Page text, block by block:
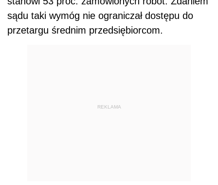
sądu taki wymóg nie ograniczał dostępu do
przetargu średnim przedsiębiorcom.
REKLAMA